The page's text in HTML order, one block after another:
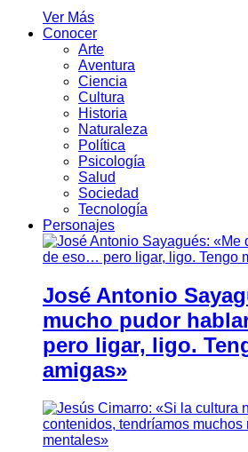
Ver Más
Conocer
Arte
Aventura
Ciencia
Cultura
Historia
Naturaleza
Política
Psicología
Salud
Sociedad
Tecnología
Personajes
José Antonio
mucho pudor
pero ligar, ligo.
amigas»